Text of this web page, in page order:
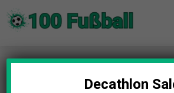
Zum
Inhalt
Startseite»Blog»Massagepistole
besten (Bestenliste)Decathlon